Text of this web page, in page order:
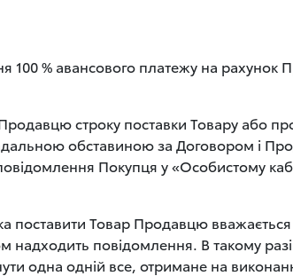
% авансового платежу на рахунок
строку поставки Товару або
обставиною за Договором і
Покупця у «Особистому
поставити Товар Продавцю
повідомлення. В такому разі
одна одній все, отримане на